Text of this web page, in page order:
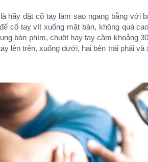
hãy đặt cổ tay làm sao ngang bằng với
cổ tay vít xuống mặt bàn, không quá
bàn phím, chuột hay tay cầm khoảng
lên trên, xuống dưới, hai bên trái phải